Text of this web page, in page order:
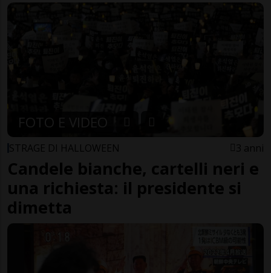
FOTO E VIDEO
STRAGE DI HALLOWEEN 3 anni
Candele bianche, cartelli neri e
una richiesta: il presidente si
dimetta